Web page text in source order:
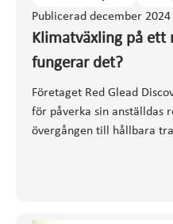
Publicerad december 2024
Klimatväxling på ett
fungerar det?
Företaget Red Glead
för påverka sin anställdas
övergången till hållbara